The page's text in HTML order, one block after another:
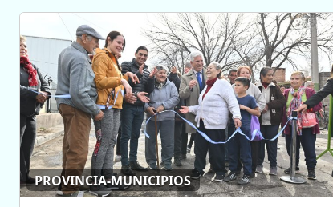
PROVINCIA-MUNICIPIOS